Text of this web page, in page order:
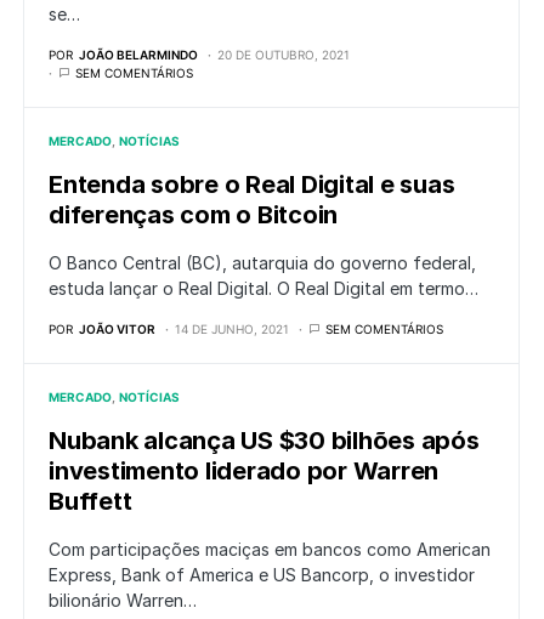
se…
POR JOÃO BELARMINDO
20 DE OUTUBRO, 2021
SEM COMENTÁRIOS
MERCADO NOTÍCIAS
Entenda sobre o Real Digital e suas
diferenças com o Bitcoin
O Banco Central (BC), autarquia do governo federal,
estuda lançar o Real Digital. O Real Digital em termo…
POR JOÃO VITOR 14 DE JUNHO, 2021 SEM COMENTÁRIOS
MERCADO NOTÍCIAS
Nubank alcança US $30 bilhões após
investimento liderado por Warren
Buffett
Com participações maciças em bancos como American
Express, Bank of America e US Bancorp, o investidor
bilionário Warren…